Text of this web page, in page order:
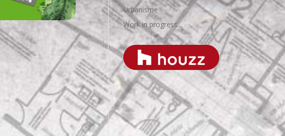
Urbanisme
Work in progress...